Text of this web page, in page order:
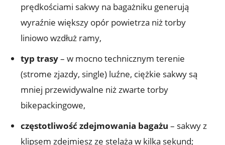
prędkościami sakwy na bagażniku generują
wyraźnie większy opór powietrza niż torby
liniowo wzdłuż ramy,
typ trasy– w mocno technicznym terenie
(strome zjazdy, single) luźne, ciężkie sakwy są
mniej przewidywalne niż zwarte torby
bikepackingowe,
częstotliwość zdejmowania bagażu – sakwy z
klipsem zdejmiesz ze stelaża w kilka sekund;